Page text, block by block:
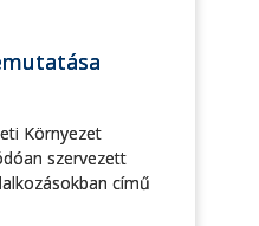
Környezet
szervezett
című